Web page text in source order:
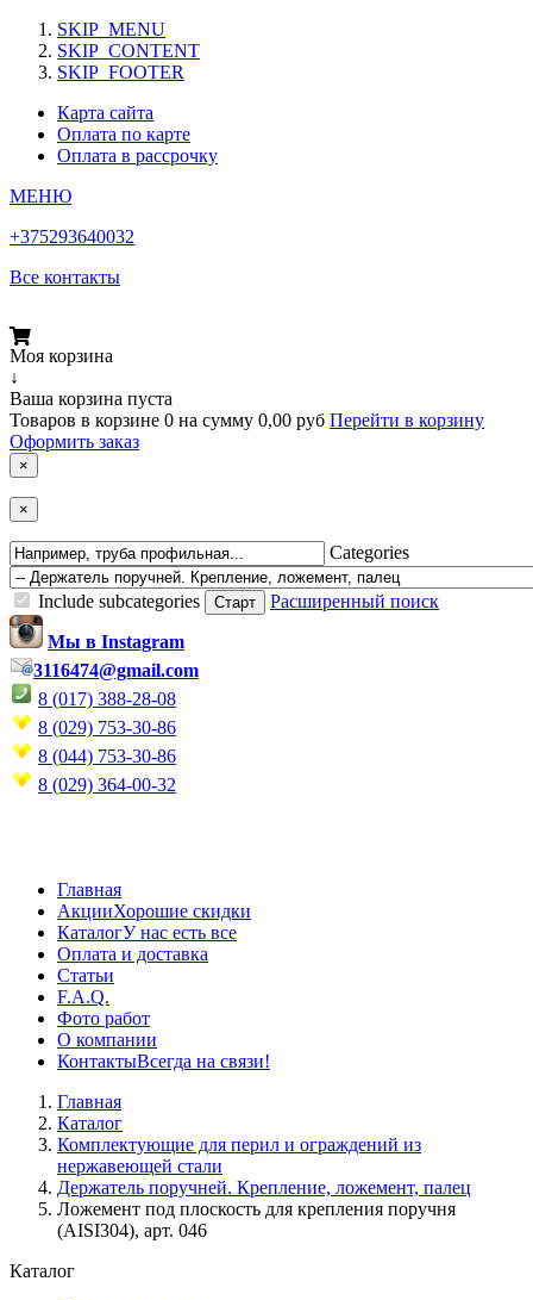
SKIP_MENU
SKIP_CONTENT
SKIP_FOOTER
Карта сайта
Оплата по карте
Оплата в рассрочку
МЕНЮ
+375293640032
Все контакты
Моя корзина
↓
Ваша корзина пуста
Товаров в корзине 0 на сумму 0,00 руб Перейти в корзину
Оформить заказ
×
×
Categories
Include subcategories
Расширенный поиск
Мы в Instagram
3116474@gmail.com
8 (017) 388-28-08
8 (029) 753-30-86
8 (044) 753-30-86
8 (029) 364-00-32
Главная
АкцииХорошие скидки
КаталогУ нас есть все
Оплата и доставка
Статьи
F.A.Q.
Фото работ
О компании
КонтактыВсегда на связи!
Главная
Каталог
Комплектующие для перил и ограждений из
нержавеющей стали
Держатель поручней. Крепление, ложемент, палец
Ложемент под плоскость для крепления поручня
(AISI304), арт. 046
Каталог